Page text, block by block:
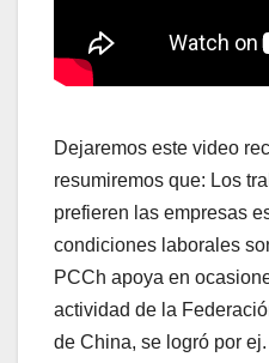
Dejaremos este video
resumiremos que: Los
prefieren las empresas
condiciones laborales
PCCh apoya en
actividad de la
de China, se logró por